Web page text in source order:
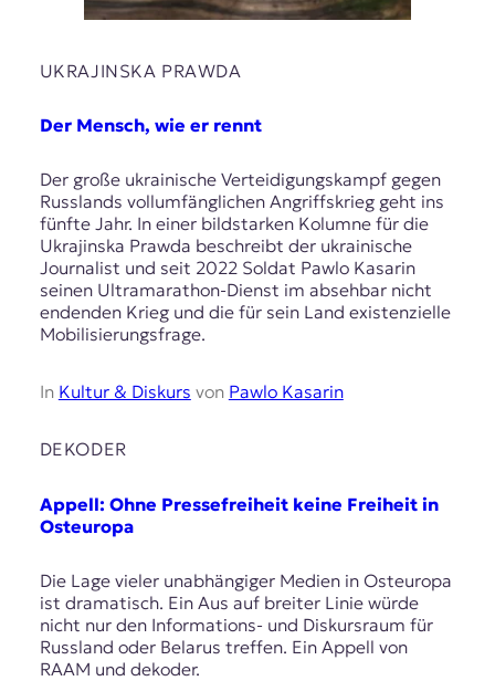
UKRAJINSKA PRAWDA
Der Mensch, wie er rennt
Der große ukrainische Verteidigungskampf gegen
Russlands vollumfänglichen Angriffskrieg geht ins
fünfte Jahr. In einer bildstarken Kolumne für die
Ukrajinska Prawda beschreibt der ukrainische
Journalist und seit 2022 Soldat Pawlo Kasarin
seinen Ultramarathon-Dienst im absehbar nicht
endenden Krieg und die für sein Land existenzielle
Mobilisierungsfrage.
In Kultur & Diskurs von Pawlo Kasarin
DEKODER
Appell: Ohne Pressefreiheit keine Freiheit in
Osteuropa
Die Lage vieler unabhängiger Medien in Osteuropa
ist dramatisch. Ein Aus auf breiter Linie würde
nicht nur den Informations- und Diskursraum für
Russland oder Belarus treffen. Ein Appell von
RAAM und dekoder.